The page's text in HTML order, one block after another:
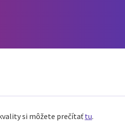
si môžete prečítať tu.